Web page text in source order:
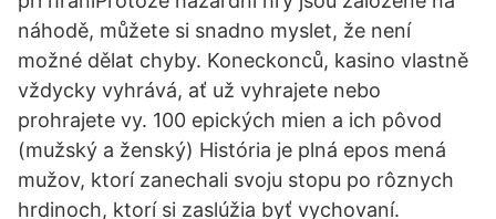
náhodě, můžete si snadno myslet, že není
možné dělat chyby. Koneckonců, kasino vlastně
vždycky vyhrává, ať už vyhrajete nebo
prohrajete vy. 100 epických mien a ich pôvod
(mužský a ženský) História je plná epos mená
mužov, ktorí zanechali svoju stopu po rôznych
hrdinoch, ktorí si zaslúžia byť vychovaní.